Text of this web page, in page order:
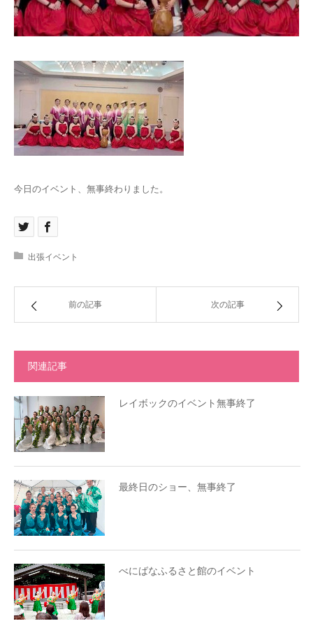
今日のイベント、無事終わりました。
出張イベント
前の記事 次の記事
関連記事
レイボックのイベント無事終了
最終日のショー、無事終了
べにばなふるさと館のイベント
お問い合わせ